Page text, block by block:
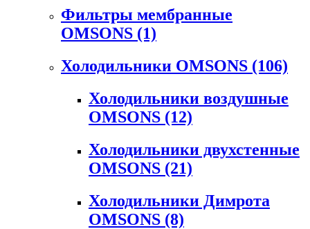
Фильтры мембранные
OMSONS (1)
Холодильники OMSONS (106)
Холодильники воздушные
OMSONS (12)
Холодильники двухстенные
OMSONS (21)
Холодильники Димрота
OMSONS (8)